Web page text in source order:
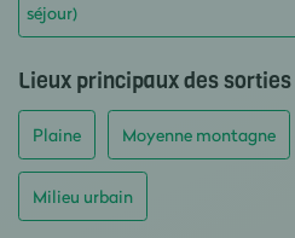
séjour)
Lieux principaux des sorties
Plaine Moyenne montagne
Milieu urbain